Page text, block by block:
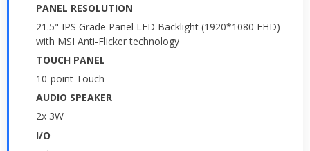
PANEL RESOLUTION
21.5" IPS Grade Panel LED Backlight (1920*1080 FHD)
with MSI Anti-Flicker technology
TOUCH PANEL
10-point Touch
AUDIO SPEAKER
2x 3W
I/O